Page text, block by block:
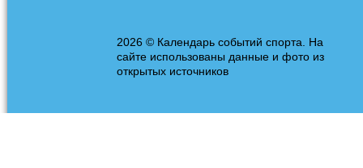
2026 © Календарь событий спорта. На
сайте использованы данные и фото из
открытых источников